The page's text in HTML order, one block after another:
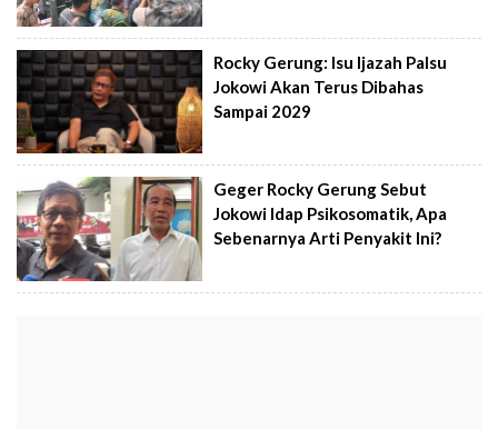
Rocky Gerung: Isu Ijazah Palsu
Jokowi Akan Terus Dibahas
Sampai 2029
Geger Rocky Gerung Sebut
Jokowi Idap Psikosomatik, Apa
Sebenarnya Arti Penyakit Ini?